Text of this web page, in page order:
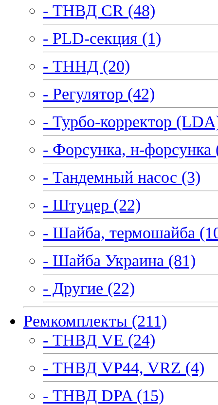
- ТНВД CR (48)
- PLD-секция (1)
- ТННД (20)
- Регулятор (42)
- Турбо-корректор
- Форсунка, н-форсунка
- Тандемный насос (3)
- Штуцер (22)
- Шайба, термошайба
- Шайба Украина (81)
- Другие (22)
Ремкомплекты (211)
- ТНВД VE (24)
- ТНВД VP44, VRZ (4)
- ТНВД DPA (15)